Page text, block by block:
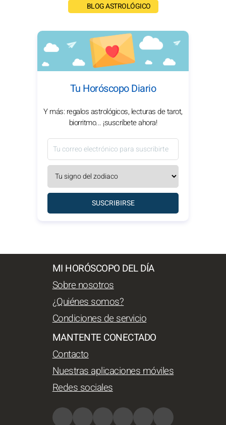
BLOG ASTROLÓGICO
Tu Horóscopo Diario
Y más: regalos astrológicos, lecturas de tarot,
biorritmo... ¡suscríbete ahora!
SUSCRIBIRSE
MI HORÓSCOPO DEL DÍA
Sobre nosotros
¿Quiénes somos?
Condiciones de servicio
MANTENTE CONECTADO
Contacto
Nuestras aplicaciones móviles
Redes sociales